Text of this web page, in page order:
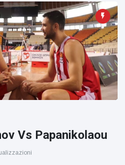
Vs Papanikolaou